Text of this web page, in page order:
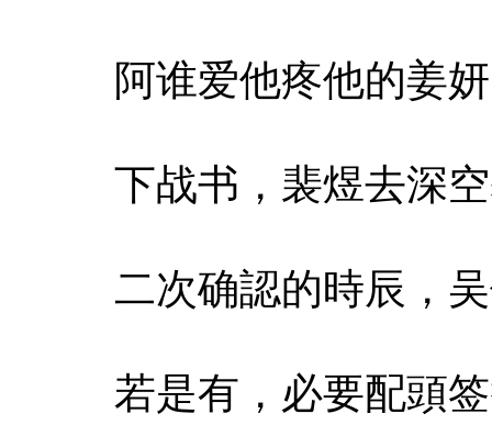
阿谁爱他疼他的姜
下战书，裴煜去深
二次确認的時辰，
若是有，必要配頭